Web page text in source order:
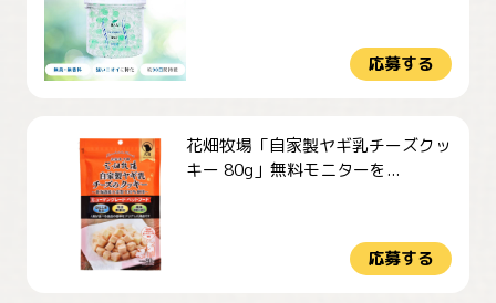
応募する
花畑牧場「自家製ヤギ乳チーズクッ
キー 80g」無料モニターを...
応募する